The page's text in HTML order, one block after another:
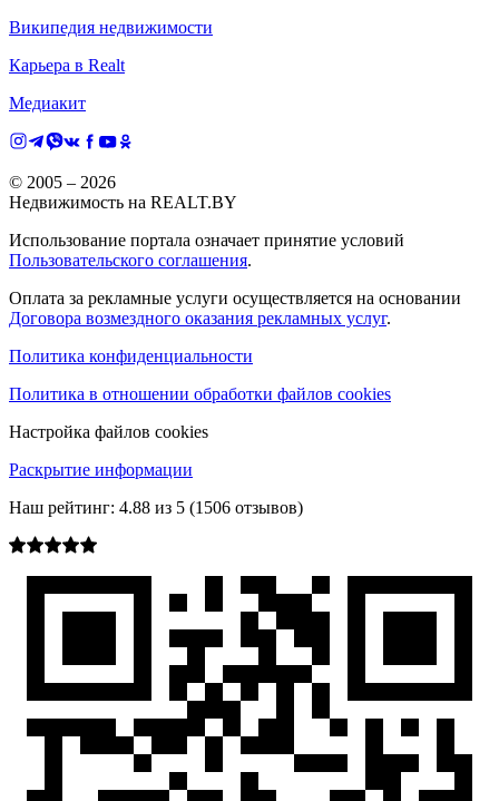
Википедия недвижимости
Карьера в Realt
Медиакит
© 2005 – 2026
Недвижимость на REALT.BY
Использование портала означает принятие условий
Пользовательского соглашения.
Оплата за рекламные услуги осуществляется на основании
Договора возмездного оказания рекламных услуг.
Политика конфиденциальности
Политика в отношении обработки файлов cookies
Настройка файлов cookies
Раскрытие информации
Наш рейтинг: 4.88 из 5 (1506 отзывов)